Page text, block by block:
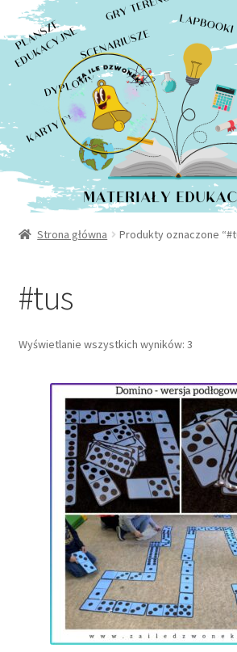
Przejdź
do
nawigacji
Przejdź
do
treści
Sklep
Moje konto
Kontakt
Strona główna Produkty oznaczone
#tus
Wyświetlanie wszystkich wyników: 3